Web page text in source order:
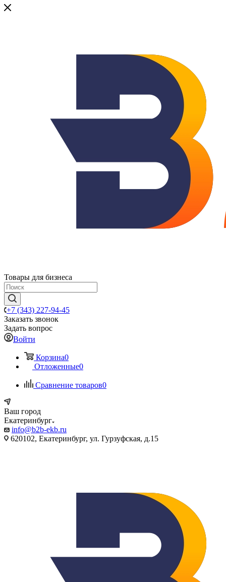
Товары для бизнеса
+7 (343) 227-94-45
Заказать звонок
Задать вопрос
Войти
Корзина0
Отложенные0
Сравнение товаров0
Ваш город
Екатеринбург
info@b2b-ekb.ru
620102, Екатеринбург, ул. Гурзуфская, д.15